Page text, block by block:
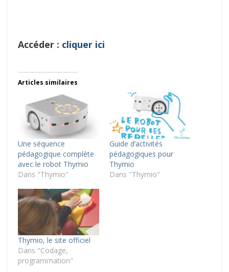
Accéder : cliquer ici
Articles similaires
Une séquence
pédagogique complète
avec le robot Thymio
Dans "Thymio"
Guide d’activités
pédagogiques pour
Thymio
Dans "Thymio"
Thymio, le site officiel
Dans "Codage,
programmation"